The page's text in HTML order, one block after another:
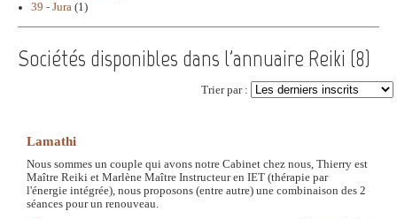
39 - Jura (1)
Sociétés disponibles dans l'annuaire Reiki (8)
Trier par :
Lamathi
Nous sommes un couple qui avons notre Cabinet chez nous, Thierry est
Maître Reiki et Marlène Maître Instructeur en IET (thérapie par
l'énergie intégrée), nous proposons (entre autre) une combinaison des 2
séances pour un renouveau.